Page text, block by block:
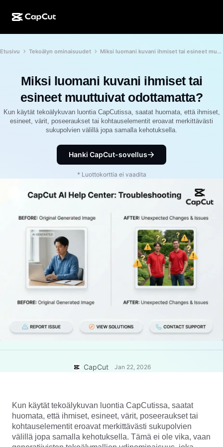
CapCut Desktop
CapCut Online
CapCut Pad
CapCut Mobile
Dreamina AI
Pippit-tekoäly
Luonti tekoälyllä
Video Studio
Tekoälyvideonluoja
Tekoälykuvanluoja
Tekoälypohjainen kuvanparannustoiminto
Dreamina Seedance 2.5
Nano Banana Pro
Gemini Omni
Teksti ja äänet
Automaattiset tekstitykset
Tekstitysmallit
Tekstistä puheeksi
Kuva
Ominaisuudet
Videoeditori ja -generaattori
Kuvaeditori ja -generaattori
Äänigeneraattori ja -editori
Käyttötapaukset
Markkinointi
Elämäntapa ja vlogit
Mukautettu suunnittelu
Lisää
Resurssit
Mallitrendit ja -vinkit
Lisää
Sosiaalisen median mallit
Lomakauden mallit
Lisää
Vuosipäivämallit
Tehostemallit
Yritysmallit
Toimialamallit
Yhteenvetomallit
Tietoja
Hankkeet
Kumppanit
Pioneeriohjelma
Luovien kumppanien ohjelma
Luottamuskeskus
Ohjekeskus
Uutishuone
Tietoja CapCutin palveluehdoista
Avaa CapCut
Etusivu Tekoälyn ominaisuudet Miksi luomani kuvani ihmiset tai esineet muuttuivat odottamatta?
Miksi luomani kuvani ihmiset tai
esineet muuttuivat odottamatta?
Kun käytät tekoälykuvan luontia CapCutissa, saatat huomata, että ihmiset,
esineet, värit, poseeraukset tai kohtauselementit eroavat merkittävästi
sukupolvien välillä jopa samalla kehotuksella.
Hanki CapCut-sovellus
* Luottokorttia ei vaadita
CapCut Jan 22, 2026
Kun käytät tekoälykuvan luontia CapCutissa, saatat
huomata, että ihmiset, esineet, värit, poseeraukset tai
kohtauselementit eroavat merkittävästi sukupolvien
välillä jopa samalla kehotuksella. Tämä ei ole vika, vaan